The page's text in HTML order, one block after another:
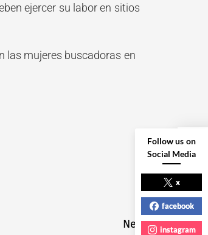
ejercer su labor en sitios
las mujeres buscadoras en
Next
NEXT POST
Follow us on
Social Media
x
facebook
instagram